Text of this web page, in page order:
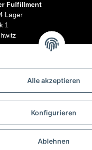
Alle akzeptieren
Konfigurieren
Ablehnen
Fulfillment
Lager
1
nach Terminvereinbarung.
Vertrag widerrufen